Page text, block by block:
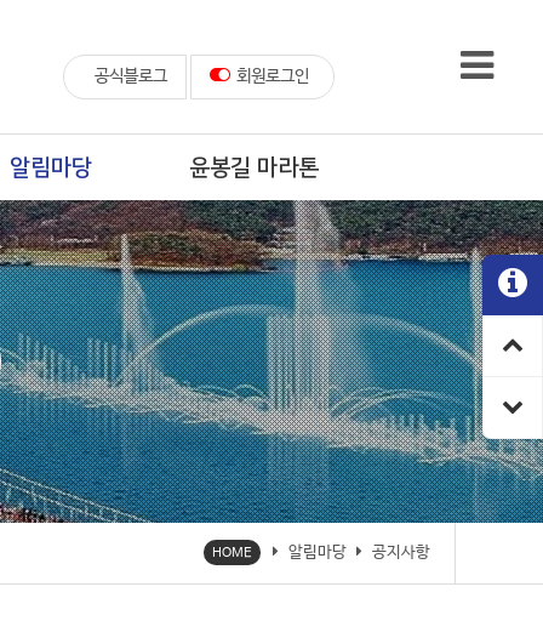
회원로그인
공식블로그
알림마당 윤봉길 마라톤
HOME 알림마당 공지사항